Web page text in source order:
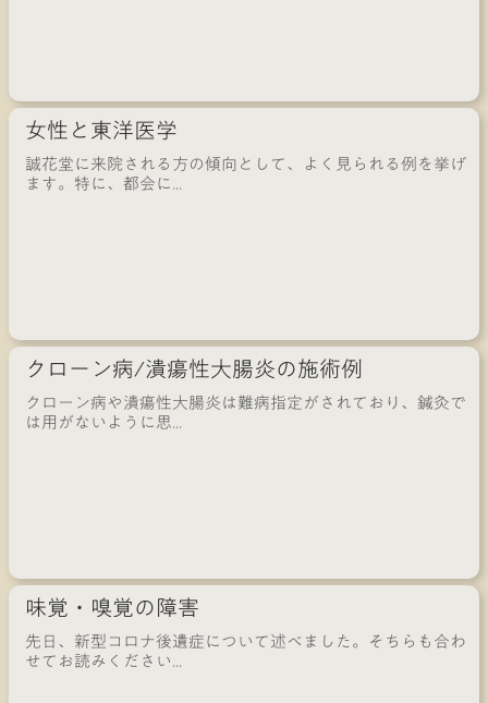
女性と東洋医学
誠花堂に来院される方の傾向として、よく見られる例を挙げ
ます。特に、都会に...
クローン病/潰瘍性大腸炎の施術例
クローン病や潰瘍性大腸炎は難病指定がされており、鍼灸で
は用がないように思...
味覚・嗅覚の障害
先日、新型コロナ後遺症について述べました。そちらも合わ
せてお読みください...